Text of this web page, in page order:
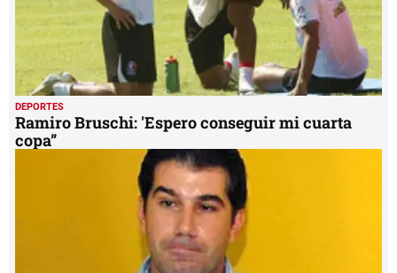
DEPORTES
Ramiro Bruschi: 'Espero conseguir mi cuarta
copa”